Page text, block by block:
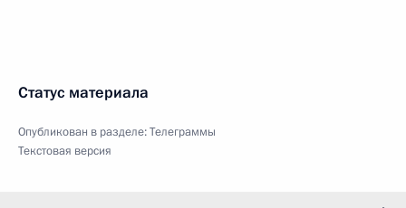
Статус материала
Опубликован в разделе:Телеграммы
Текстовая версия